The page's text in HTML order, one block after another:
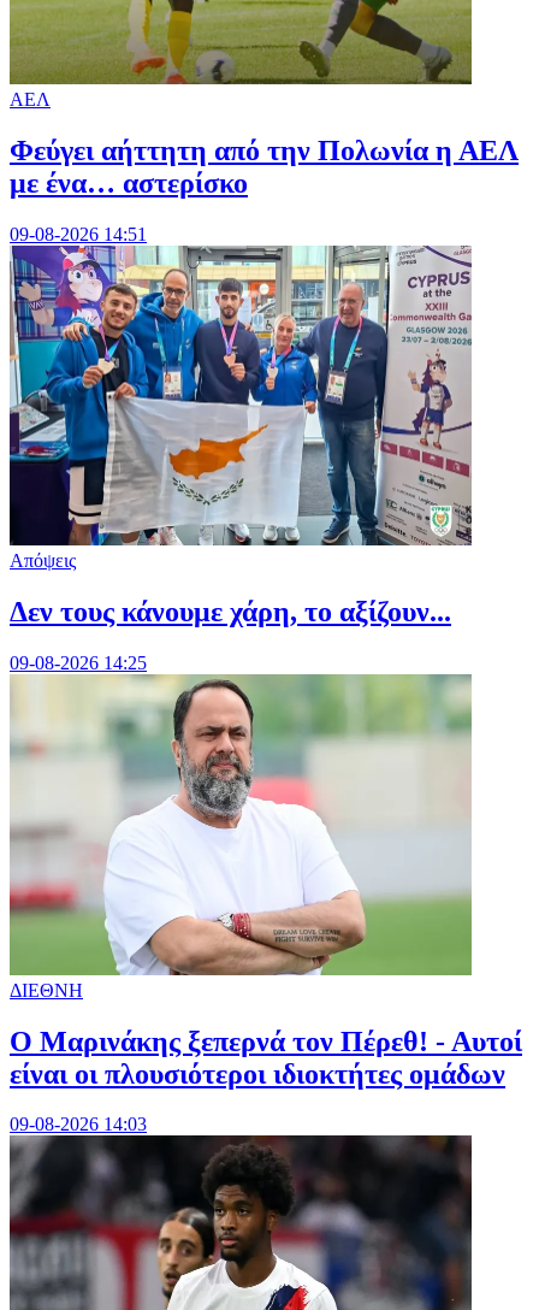
ΑΕΛ
Φεύγει αήττητη από την Πολωνία η ΑΕΛ
με ένα… αστερίσκο
09-08-2026 14:51
Απόψεις
Δεν τους κάνουμε χάρη, το αξίζουν...
09-08-2026 14:25
ΔΙΕΘΝΗ
Ο Μαρινάκης ξεπερνά τον Πέρεθ! - Αυτοί
είναι οι πλουσιότεροι ιδιοκτήτες ομάδων
09-08-2026 14:03